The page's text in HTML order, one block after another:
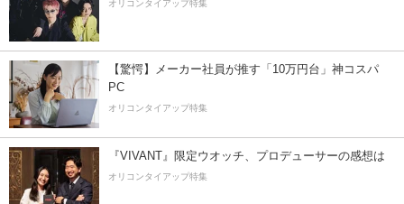
オリコンタイアップ特集
【驚愕】メーカー社員が推す「10万円台」神コスパ
PC
オリコンタイアップ特集
『VIVANT』限定ウオッチ、プロデューサーの感想は
オリコンタイアップ特集